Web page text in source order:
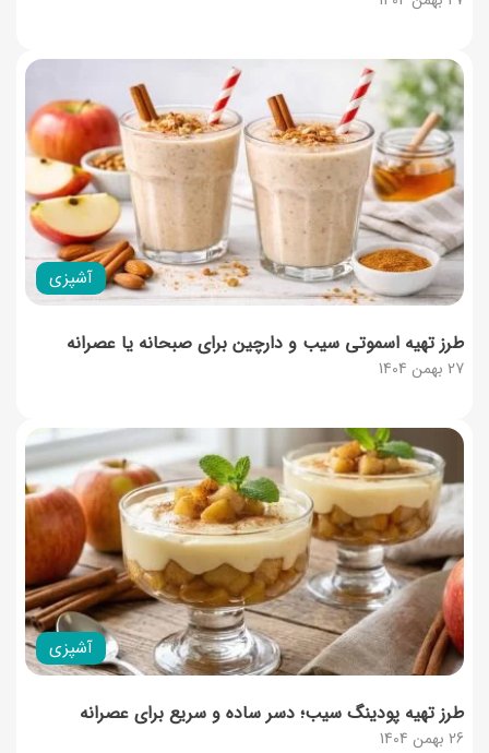
آشپزی
27 بهمن 1404
طرز تهیه اسموتی سیب و دارچین برای صبحانه یا عصرانه
آشپزی
26 بهمن 1404
طرز تهیه پودینگ سیب؛ دسر ساده و سریع برای عصرانه